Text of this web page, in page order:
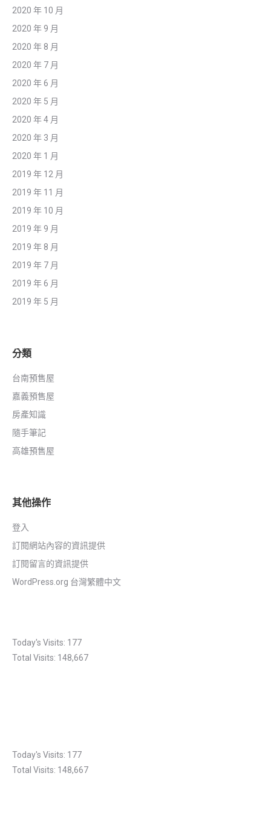
2020 年 10 月
2020 年 9 月
2020 年 8 月
2020 年 7 月
2020 年 6 月
2020 年 5 月
2020 年 4 月
2020 年 3 月
2020 年 1 月
2019 年 12 月
2019 年 11 月
2019 年 10 月
2019 年 9 月
2019 年 8 月
2019 年 7 月
2019 年 6 月
2019 年 5 月
分類
台南預售屋
嘉義預售屋
房產知識
隨手筆記
高雄預售屋
其他操作
登入
訂閱網站內容的資訊提供
訂閱留言的資訊提供
WordPress.org 台灣繁體中文
Today's Visits: 177
Total Visits: 148,667
Today's Visits: 177
Total Visits: 148,667